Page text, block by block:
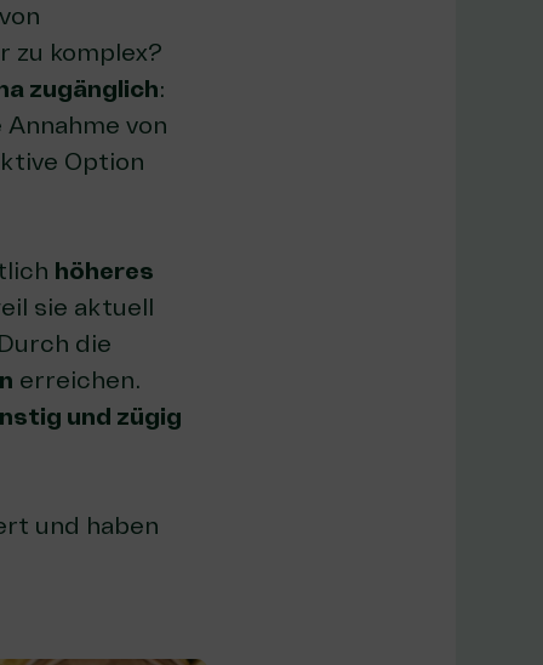
zu komplex?
zugänglich:
von
Option
höheres
sie aktuell
die
erreichen.
und zügig
und haben